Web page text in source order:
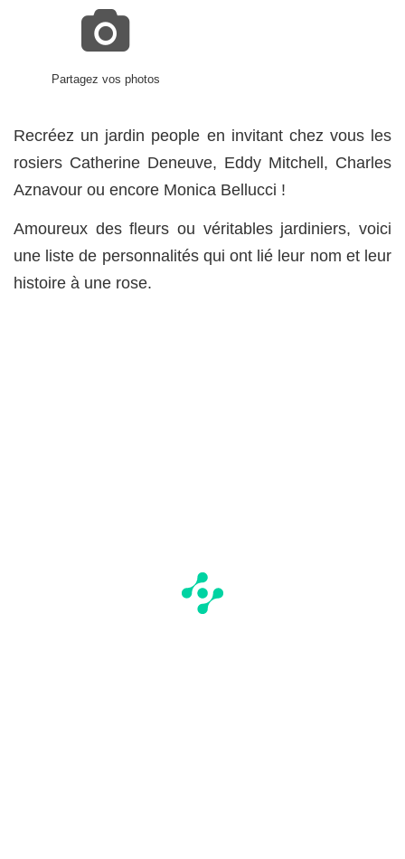
Partagez vos photos
Recréez un jardin people en invitant chez vous les
rosiers Catherine Deneuve, Eddy Mitchell, Charles
Aznavour ou encore Monica Bellucci !
Amoureux des fleurs ou véritables jardiniers, voici
une liste de personnalités qui ont lié leur nom et leur
histoire à une rose.